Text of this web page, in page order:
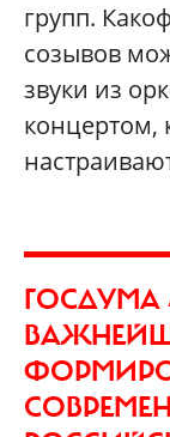
групп.
созывов
звуки из
концертом,
ГОСДУМА